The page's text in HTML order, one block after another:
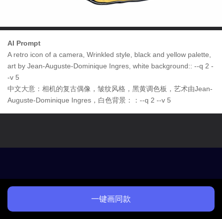
AI Prompt
A retro icon of a camera, Wrinkled style, black and yellow palette,
art by Jean-Auguste-Dominique Ingres, white background:: --q 2 -
-v 5
中文大意：相机的复古偶像，皱纹风格，黑黄调色板，艺术由Jean-
Auguste-Dominique Ingres，白色背景：：--q 2 --v 5
一键画同款